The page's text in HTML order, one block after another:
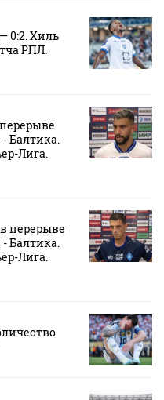
0:2. Хиль
РПЛ.
Балтика.
Лига.
перерыве
Балтика.
Лига.